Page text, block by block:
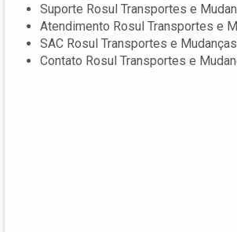
Suporte Rosul Transportes e
Atendimento Rosul Transportes e
SAC Rosul Transportes e Mudanças
Contato Rosul Transportes e